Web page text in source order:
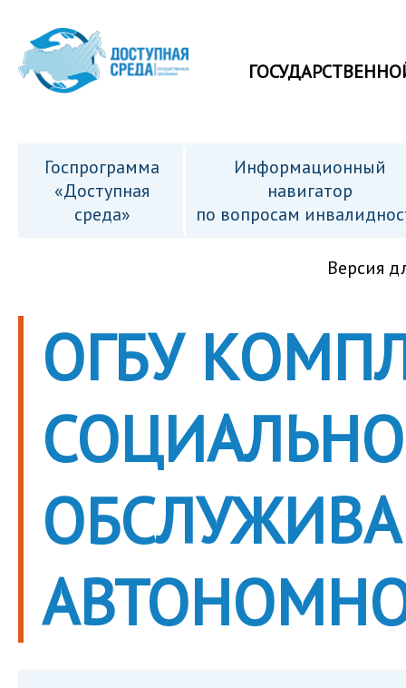
Госпрограмма
«Доступная
среда»
Информационный
навигатор
по вопросам
Версия
ОГБУ